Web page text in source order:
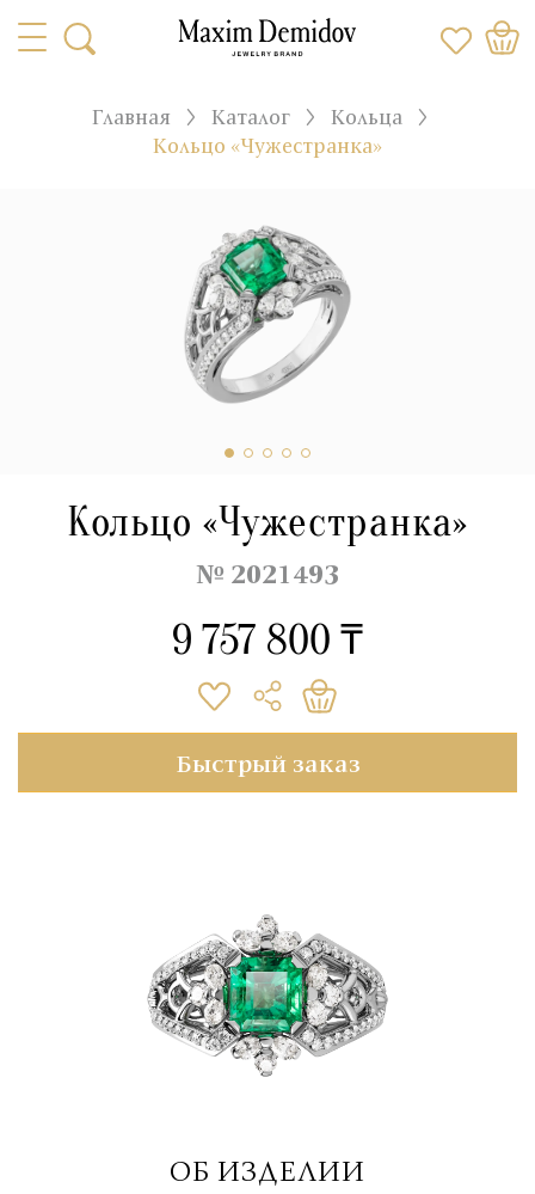
Главная Каталог
Кольца
Кольцо «Чужестранка»
Кольцо «Чужестранка»
№ 2021493
9 757 800 ₸
Быстрый заказ
ОБ ИЗДЕЛИИ